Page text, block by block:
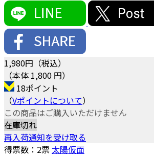
1,980円（税込）
（本体 1,800 円）
18ポイント
（Vポイントについて）
この商品はご購入いただけません
在庫切れ
再入荷通知を受け取る
得票数： 2票 太陽仮面